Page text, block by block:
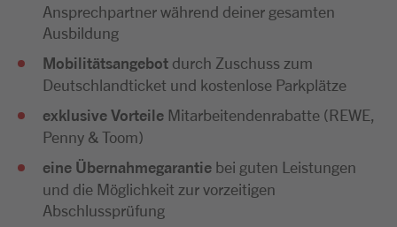
Ansprechpartner während deiner gesamten
Ausbildung
Mobilitätsangebot durch Zuschuss zum
Deutschlandticket und kostenlose Parkplätze
exklusive Vorteile Mitarbeitendenrabatte (REWE,
Penny & Toom)
eine Übernahmegarantie bei guten Leistungen
und die Möglichkeit zur vorzeitigen
Abschlussprüfung